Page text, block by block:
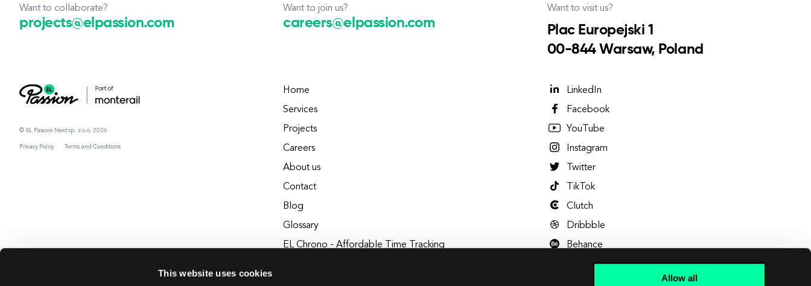
This website uses cookies Allow all
Want to collaborate?
projects@elpassion.com
Want to join us?
careers@elpassion.com
Want to visit us?
Plac Europejski 1
00-844 Warsaw, Poland
© EL Passion Next sp. z o.o. 2026
Privacy Policy Terms and Conditions
Home
Services
Projects
Careers
About us
Contact
Blog
Glossary
EL Chrono - Affordable Time Tracking
LinkedIn
Facebook
YouTube
Instagram
Twitter
TikTok
Clutch
Dribbble
Behance